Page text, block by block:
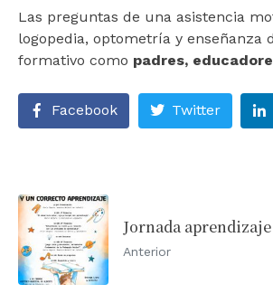
Las preguntas de una asistencia
logopedia, optometría y enseñanza
formativo como padres,
Facebook Twitter
Jornada
Anterior